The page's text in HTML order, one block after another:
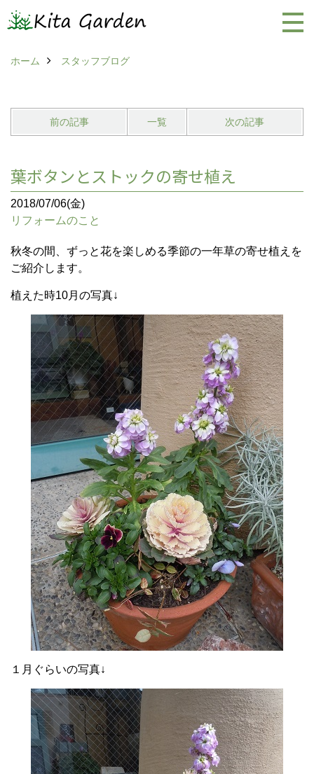
ホーム スタッフブログ
前の記事 一覧 次の記事
葉ボタンとストックの寄せ植え
2018/07/06(金)
リフォームのこと
秋冬の間、ずっと花を楽しめる季節の一年草の寄せ植えを
ご紹介します。
植えた時10月の写真↓
１月ぐらいの写真↓